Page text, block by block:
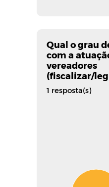
Qual o grau
com a
vereadores
(fiscalizar/
1 resposta(s)